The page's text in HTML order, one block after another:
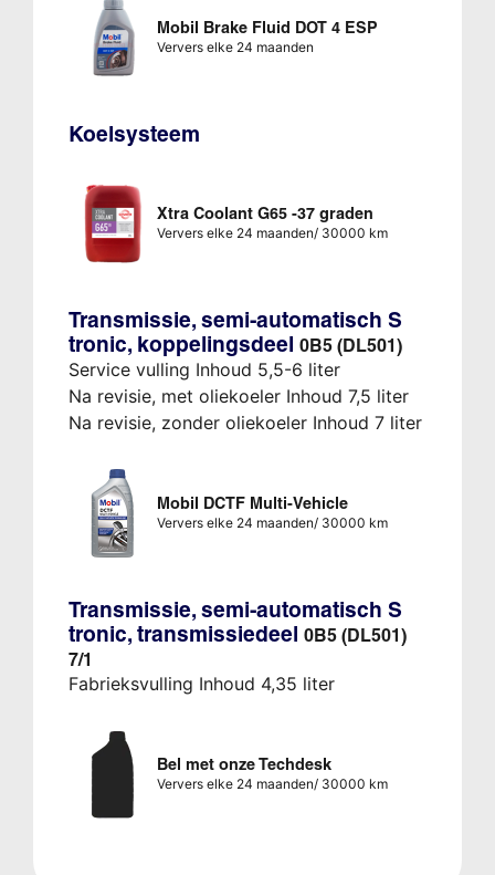
Mobil Brake Fluid DOT 4 ESP
Ververs elke 24 maanden
Koelsysteem
Xtra Coolant G65 -37 graden
Ververs elke 24 maanden/ 30000 km
Transmissie, semi-automatisch S
tronic, koppelingsdeel 0B5 (DL501)
Service vulling Inhoud 5,5-6 liter
Na revisie, met oliekoeler Inhoud 7,5 liter
Na revisie, zonder oliekoeler Inhoud 7 liter
Mobil DCTF Multi-Vehicle
Ververs elke 24 maanden/ 30000 km
Transmissie, semi-automatisch S
tronic, transmissiedeel 0B5 (DL501)
7/1
Fabrieksvulling Inhoud 4,35 liter
Bel met onze Techdesk
Ververs elke 24 maanden/ 30000 km